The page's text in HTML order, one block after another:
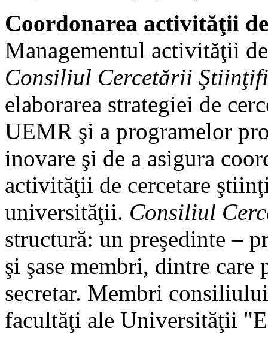
Coordonarea activităţii
Managementul activităţii
Consiliul Cercetării
elaborarea strategiei de
UEMR şi a programelor
inovare şi de a asigura
activităţii de cercetare
universităţii. Consiliul
structură: un preşedinte –
şi şase membri, dintre care
secretar. Membri
facultăţi ale Universităţii